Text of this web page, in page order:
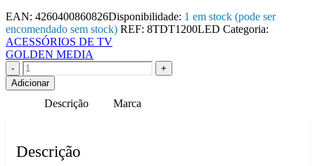
EAN: 4260400860826Disponibilidade: 1 em stock (pode ser
encomendado sem stock) REF: 8TDT1200LED Categoria:
ACESSÓRIOS DE TV
GOLDEN MEDIA
-
+
Adicionar
Descrição Marca
Descrição